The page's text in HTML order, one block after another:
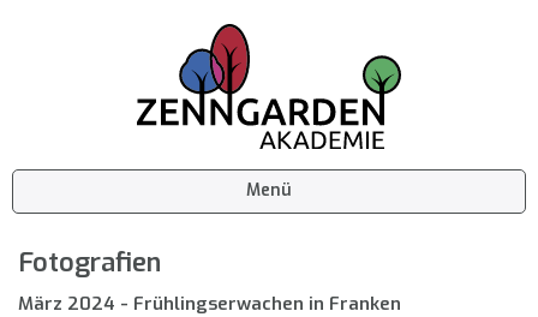
Menü
Fotografien
März 2024 - Frühlingserwachen in Franken